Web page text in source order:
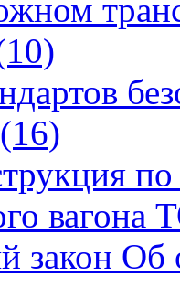
(16)
закон